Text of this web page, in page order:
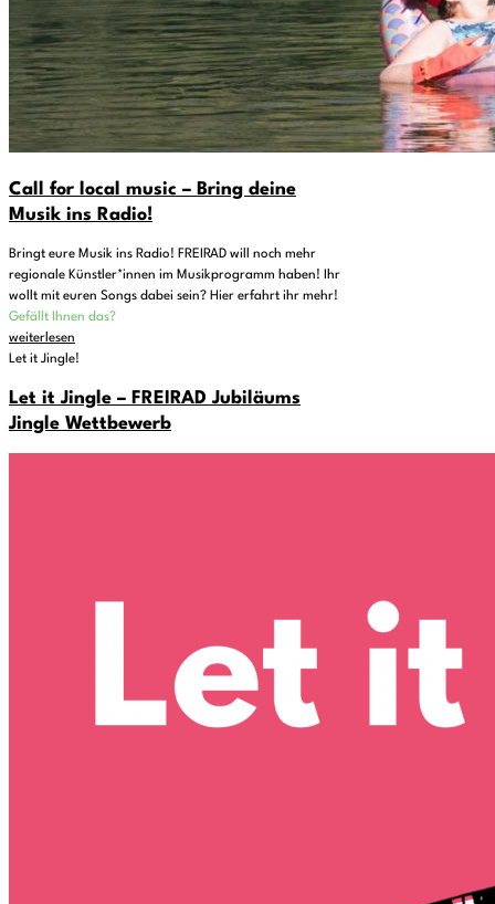
Call for local music – Bring deine
Musik ins Radio!
Bringt eure Musik ins Radio! FREIRAD will noch mehr
regionale Künstler*innen im Musikprogramm haben! Ihr
wollt mit euren Songs dabei sein? Hier erfahrt ihr mehr!
Gefällt Ihnen das?
weiterlesen
Let it Jingle!
Let it Jingle – FREIRAD Jubiläums
Jingle Wettbewerb